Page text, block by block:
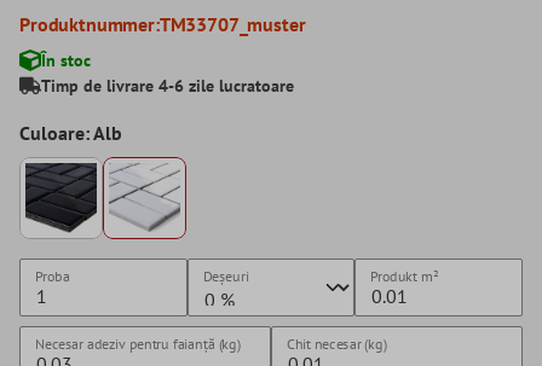
Produktnummer:TM33707_muster
În stoc
Timp de livrare 4-6 zile lucratoare
Culoare: Alb
Proba Deșeuri Produkt m²
Necesar adeziv pentru faianță (kg) Chit necesar (kg)